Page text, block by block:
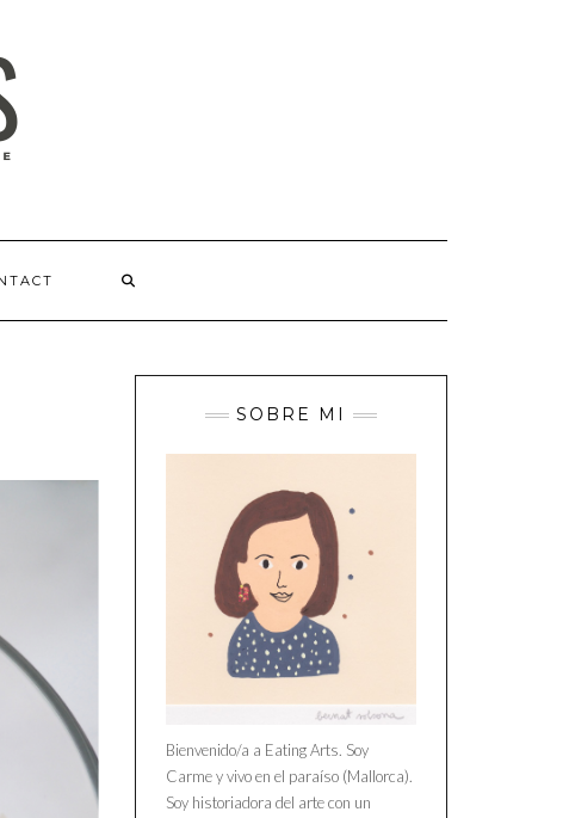
SOBRE MI
Bienvenido/a a Eating Arts. Soy
Carme y vivo en el paraíso (Mallorca).
Soy historiadora del arte con un